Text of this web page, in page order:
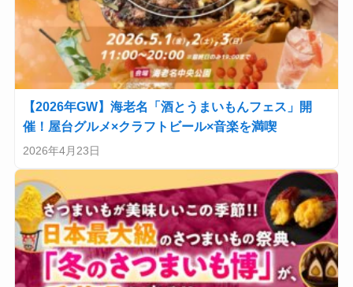
【2026年GW】海老名「酒とうまいもんフェス」開
催！屋台グルメ×クラフトビール×音楽を満喫
2026年4月23日